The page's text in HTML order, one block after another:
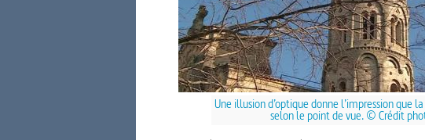
Une illusion d’optique donne l’impression que
selon le point de vue. © Crédit